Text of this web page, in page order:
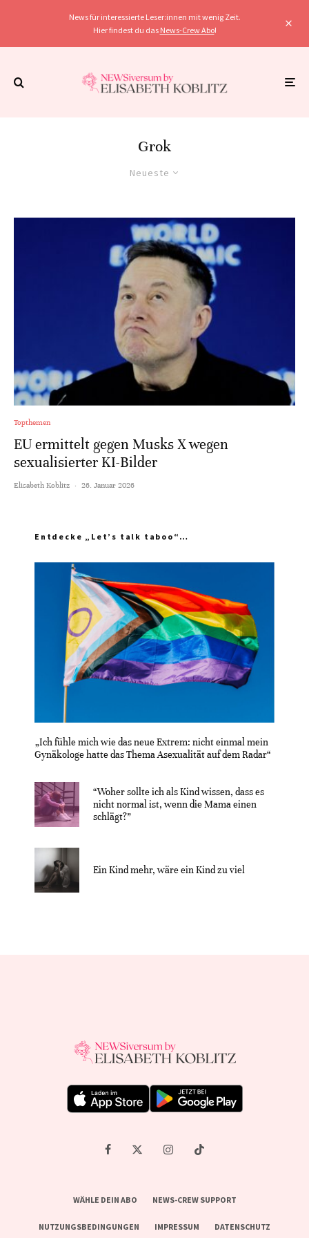
News für interessierte Leser:innen mit wenig Zeit.
Hier findest du das News-Crew Abo!
Grok
Neueste
Topthemen
EU ermittelt gegen Musks X wegen
sexualisierter KI-Bilder
Elisabeth Koblitz · 26. Januar 2026
Entdecke „Let’s talk taboo“…
„Ich fühle mich wie das neue Extrem: nicht einmal mein
Gynäkologe hatte das Thema Asexualität auf dem Radar“
“Woher sollte ich als Kind wissen, dass es
nicht normal ist, wenn die Mama einen
schlägt?”
Ein Kind mehr, wäre ein Kind zu viel
WÄHLE DEIN ABO NEWS-CREW SUPPORT
NUTZUNGSBEDINGUNGEN IMPRESSUM DATENSCHUTZ